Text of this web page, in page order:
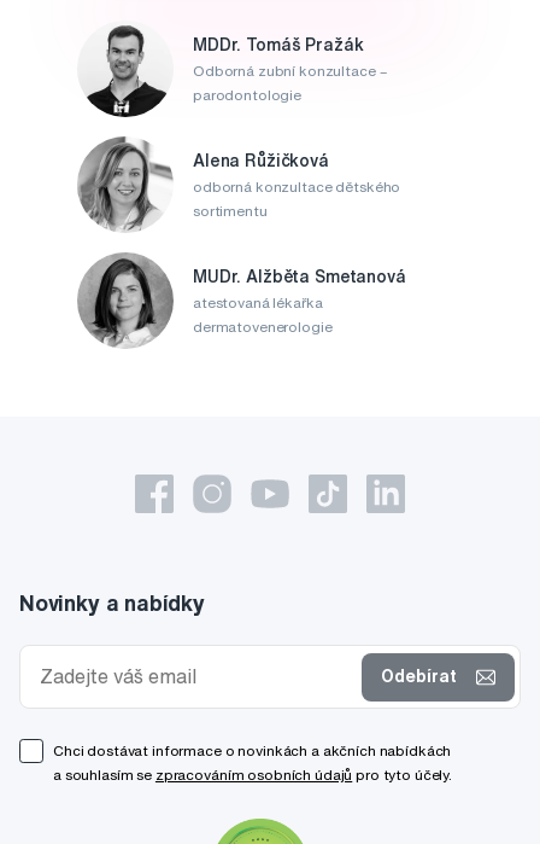
MDDr. Tomáš Pražák
Odborná zubní konzultace –
parodontologie
Alena Růžičková
odborná konzultace dětského
sortimentu
MUDr. Alžběta Smetanová
atestovaná lékařka
dermatovenerologie
Novinky a nabídky
Odebírat
Chci dostávat informace o novinkách a akčních nabídkách
a souhlasím se zpracováním osobních údajů pro tyto účely.